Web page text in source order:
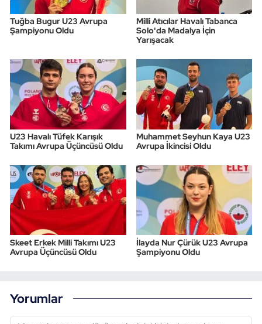
Tuğba Bugur U23 Avrupa
Şampiyonu Oldu
Milli Atıcılar Havalı Tabanca
Solo'da Madalya İçin
Yarışacak
U23 Havalı Tüfek Karışık
Takımı Avrupa Üçüncüsü Oldu
Muhammet Seyhun Kaya U23
Avrupa İkincisi Oldu
Skeet Erkek Milli Takımı U23
Avrupa Üçüncüsü Oldu
İlayda Nur Çürük U23 Avrupa
Şampiyonu Oldu
Yorumlar